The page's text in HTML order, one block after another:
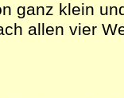
ganz klein
allen vier